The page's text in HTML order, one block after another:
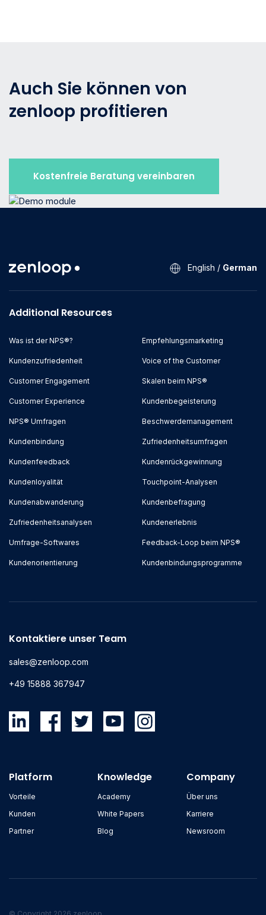
Auch Sie können von
zenloop profitieren
Kostenfreie Beratung vereinbaren
English / German
Additional Resources
Was ist der NPS®?
Kundenzufriedenheit
Customer Engagement
Customer Experience
NPS® Umfragen
Kundenbindung
Empfehlungsmarketing
Voice of the Customer
Skalen beim NPS®
Kundenbegeisterung
Beschwerdemanagement
Zufriedenheitsumfragen
Kundenfeedback
Kundenloyalität
Kundenabwanderung
Zufriedenheitsanalysen
Umfrage-Softwares
Kundenorientierung
Kundenrückgewinnung
Touchpoint-Analysen
Kundenbefragung
Kundenerlebnis
Feedback-Loop beim NPS®
Kundenbindungsprogramme
Kontaktiere unser Team
sales@zenloop.com
+49 15888 367947
Platform
Vorteile
Kunden
Partner
Knowledge
Academy
White Papers
Blog
Company
Über uns
Karriere
Newsroom